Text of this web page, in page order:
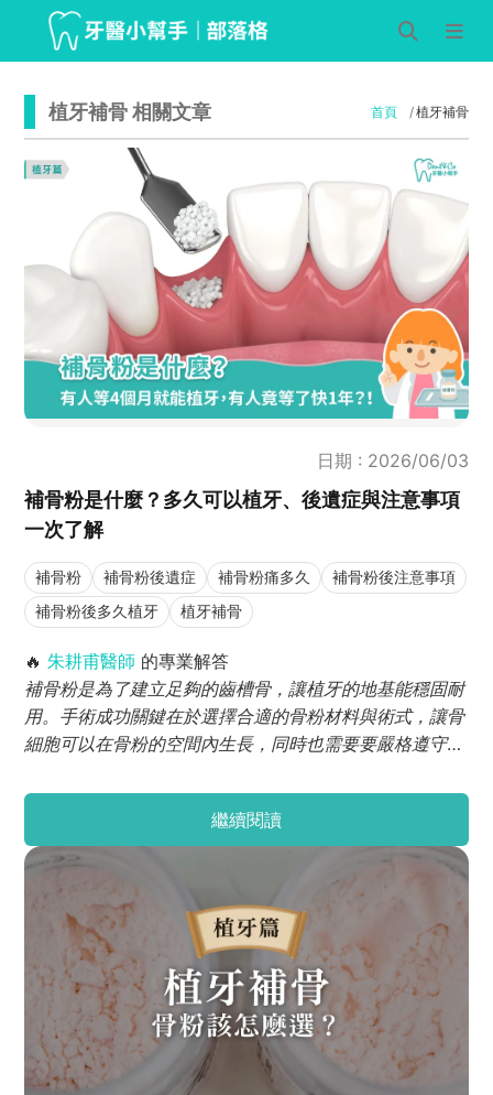
植牙補骨 相關文章 首頁 植牙補骨
日期 : 2026/06/03
補骨粉是什麼？多久可以植牙、後遺症與注意事項
一次了解
補骨粉 補骨粉後遺症 補骨粉痛多久
補骨粉後注意事項
補骨粉後多久植牙
植牙補骨
🔥 朱耕甫醫師 的專業解答
補骨粉是為了建立足夠的齒槽骨，讓植牙的地基能穩固耐
用。手術成功關鍵在於選擇合適的骨粉材料與術式，讓骨
細胞可以在骨粉的空間內生長，同時也需要要嚴格遵守術
繼續閱讀